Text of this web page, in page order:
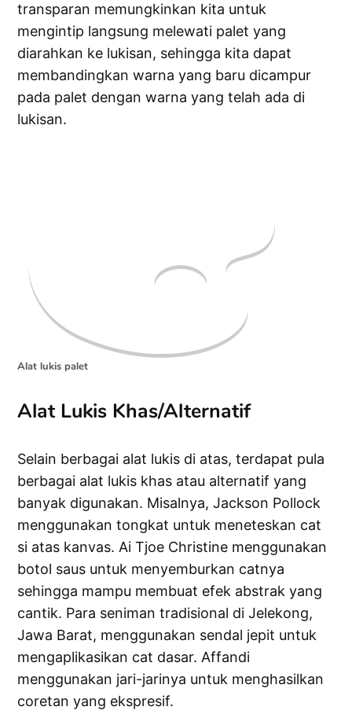
transparan memungkinkan kita untuk
mengintip langsung melewati palet yang
diarahkan ke lukisan, sehingga kita dapat
membandingkan warna yang baru dicampur
pada palet dengan warna yang telah ada di
lukisan.
Alat lukis palet
Alat Lukis Khas/Alternatif
Selain berbagai alat lukis di atas, terdapat pula
berbagai alat lukis khas atau alternatif yang
banyak digunakan. Misalnya, Jackson Pollock
menggunakan tongkat untuk meneteskan cat
si atas kanvas. Ai Tjoe Christine menggunakan
botol saus untuk menyemburkan catnya
sehingga mampu membuat efek abstrak yang
cantik. Para seniman tradisional di Jelekong,
Jawa Barat, menggunakan sendal jepit untuk
mengaplikasikan cat dasar. Affandi
menggunakan jari-jarinya untuk menghasilkan
coretan yang ekspresif.